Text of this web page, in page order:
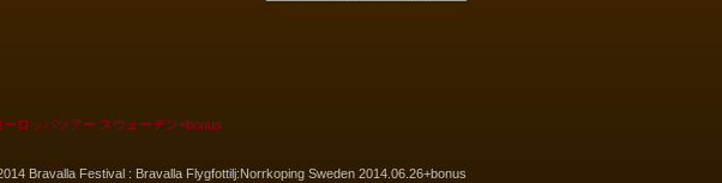
ロッパツアー スウェーデン+bonus
Bravalla Festival : Bravalla Flygfottilj:Norrkoping Sweden 2014.06.26+bonus